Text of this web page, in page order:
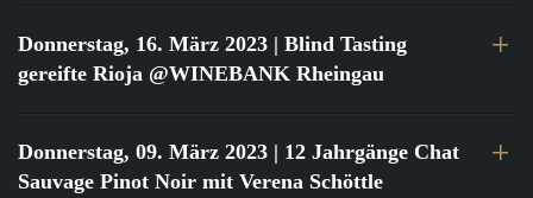
Donnerstag, 16. März 2023 | Blind Tasting
gereifte Rioja @WINEBANK Rheingau
Donnerstag, 09. März 2023 | 12 Jahrgänge Chat
Sauvage Pinot Noir mit Verena Schöttle